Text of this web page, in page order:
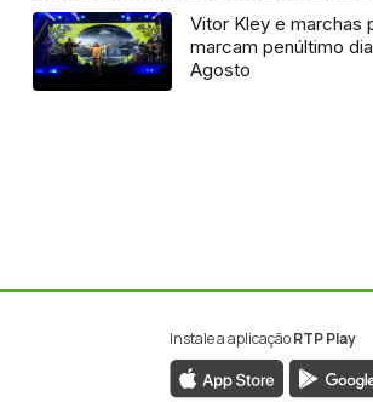
Vitor Kley e marchas
marcam penúltimo
Agosto
Instale a aplicaçãoRTP Play